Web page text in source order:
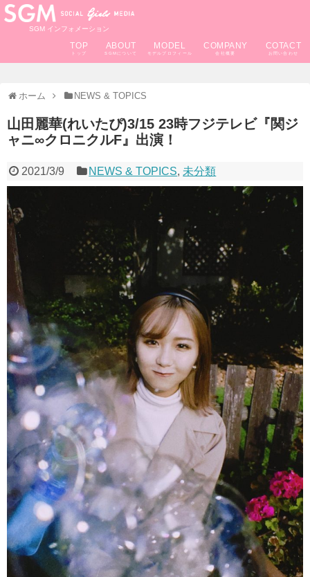
SGM インフォメーション
COTACT
COMPANY
MODEL
ABOUT
TOP
ホーム NEWS & TOPICS
山田麗華(れいたぴ)3/15 23時フジテレビ『関ジ
ャニ∞クロニクルF』出演！
2021/3/9 NEWS & TOPICS, 未分類